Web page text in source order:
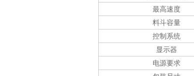
最高速度
料斗容量
控制系统
显示器
电源要求